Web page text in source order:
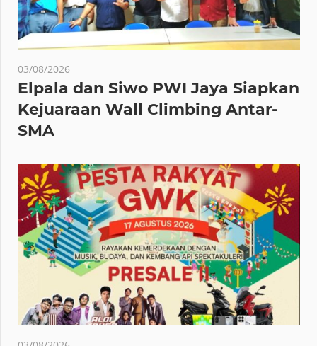
03/08/2026
Elpala dan Siwo PWI Jaya Siapkan
Kejuaraan Wall Climbing Antar-
SMA